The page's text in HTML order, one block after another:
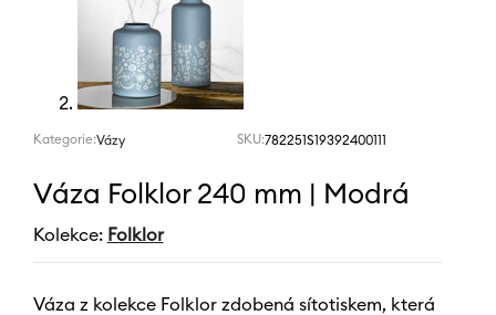
Kategorie:Vázy SKU:782251S19392400111
Váza Folklor 240 mm | Modrá
Kolekce: Folklor
Váza z kolekce Folklor zdobená sítotiskem, která